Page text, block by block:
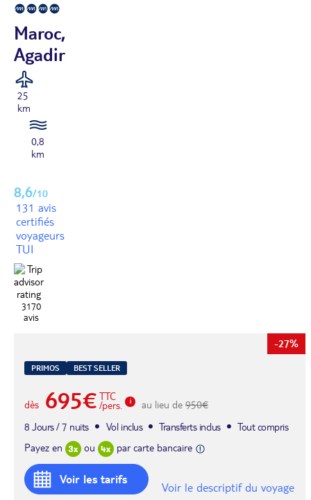
Maroc,
Agadir
25
km
0,8
km
8,6/10
131 avis
certifiés
voyageurs
TUI
3170
avis
-27%
PRIMOS BEST SELLER
dès 695€ TTC
/pers. au lieu de 950€
8 Jours / 7 nuits
Vol inclus Transferts inclus
Tout compris
Payez en
ou par carte bancaire
Voir les tarifs
Voir le descriptif du voyage